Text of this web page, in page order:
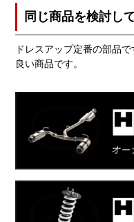
同じ商品を検討し
ドレスアップ定番の部品
良い商品です。